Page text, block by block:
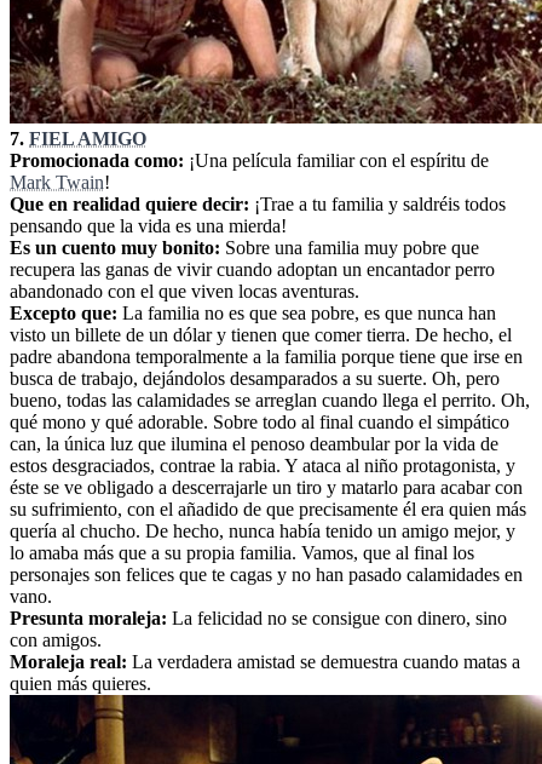
7. FIEL AMIGO
Promocionada como: ¡Una película familiar con el espíritu de
Mark Twain!
Que en realidad quiere decir: ¡Trae a tu familia y saldréis todos
pensando que la vida es una mierda!
Es un cuento muy bonito: Sobre una familia muy pobre que
recupera las ganas de vivir cuando adoptan un encantador perro
abandonado con el que viven locas aventuras.
Excepto que: La familia no es que sea pobre, es que nunca han
visto un billete de un dólar y tienen que comer tierra. De hecho, el
padre abandona temporalmente a la familia porque tiene que irse en
busca de trabajo, dejándolos desamparados a su suerte. Oh, pero
bueno, todas las calamidades se arreglan cuando llega el perrito. Oh,
qué mono y qué adorable. Sobre todo al final cuando el simpático
can, la única luz que ilumina el penoso deambular por la vida de
estos desgraciados, contrae la rabia. Y ataca al niño protagonista, y
éste se ve obligado a descerrajarle un tiro y matarlo para acabar con
su sufrimiento, con el añadido de que precisamente él era quien más
quería al chucho. De hecho, nunca había tenido un amigo mejor, y
lo amaba más que a su propia familia. Vamos, que al final los
personajes son felices que te cagas y no han pasado calamidades en
vano.
Presunta moraleja: La felicidad no se consigue con dinero, sino
con amigos.
Moraleja real: La verdadera amistad se demuestra cuando matas a
quien más quieres.